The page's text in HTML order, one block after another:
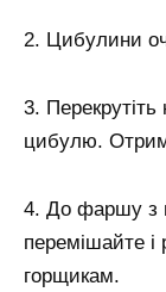
2. Цибулини
3. Перекрутіть
цибулю.
4. До фаршу з
перемішайте і
горщикам.